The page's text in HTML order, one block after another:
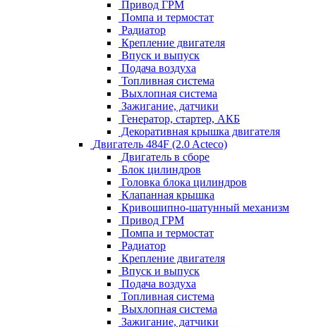
Привод ГРМ
Помпа и термостат
Радиатор
Крепление двигателя
Впуск и выпуск
Подача воздуха
Топливная система
Выхлопная система
Зажигание, датчики
Генератор, стартер, АКБ
Декоративная крышка двигателя
Двигатель 484F (2.0 Acteco)
Двигатель в сборе
Блок цилиндров
Головка блока цилиндров
Клапанная крышка
Кривошипно-шатунный механизм
Привод ГРМ
Помпа и термостат
Радиатор
Крепление двигателя
Впуск и выпуск
Подача воздуха
Топливная система
Выхлопная система
Зажигание, датчики